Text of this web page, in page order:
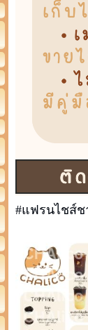
#แฟรนไชส์